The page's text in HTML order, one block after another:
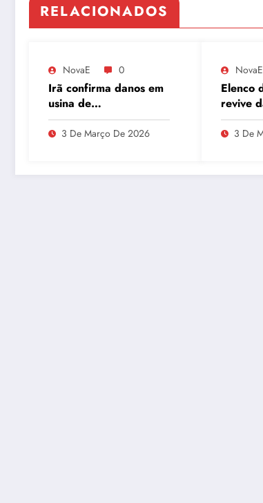
RELACIONADOS
NovaE 0
Irã confirma danos em
usina de
enriquecimento de
urânio após ataques e
quantidade de urânio
3 De Março De 2026
NovaE
Elenco
revive
Tudo e
3 De